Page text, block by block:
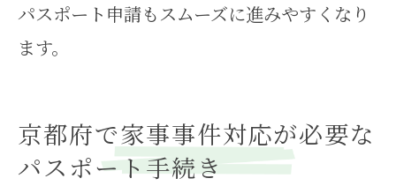
パスポート申請もスムーズに進みやすくなり
ます。
京都府で家事事件対応が必要な
パスポート手続き